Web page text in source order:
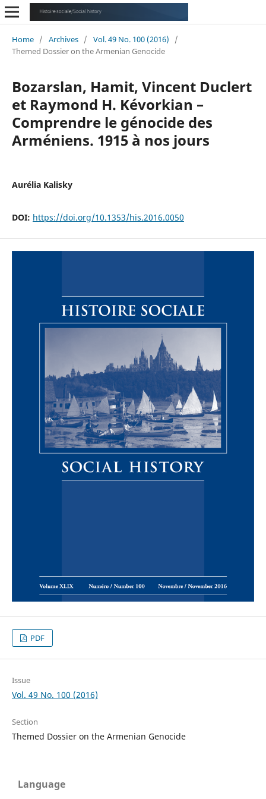
Home / Archives / Vol. 49 No. 100 (2016)
/
Themed Dossier on the Armenian Genocide
Bozarslan, Hamit, Vincent Duclert
et Raymond H. Kévorkian –
Comprendre le génocide des
Arméniens. 1915 à nos jours
Aurélia Kalisky
DOI: https://doi.org/10.1353/his.2016.0050
PDF
Issue
Vol. 49 No. 100 (2016)
Section
Themed Dossier on the Armenian Genocide
Language